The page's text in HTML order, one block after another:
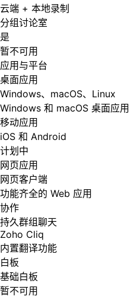
云端 + 本地录制
分组讨论室
是
暂不可用
应用与平台
桌面应用
Windows、macOS、Linux
Windows 和 macOS 桌面应用
移动应用
iOS 和 Android
计划中
网页应用
网页客户端
功能齐全的 Web 应用
协作
持久群组聊天
Zoho Cliq
内置翻译功能
白板
基础白板
暂不可用